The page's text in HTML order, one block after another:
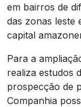
em bairros de
das zonas leste
capital
Para a
realiza estudos
prospecção de
Companhia